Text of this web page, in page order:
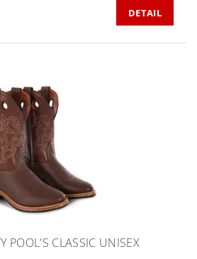
DETAIL
POOL'S CLASSIC UNISEX